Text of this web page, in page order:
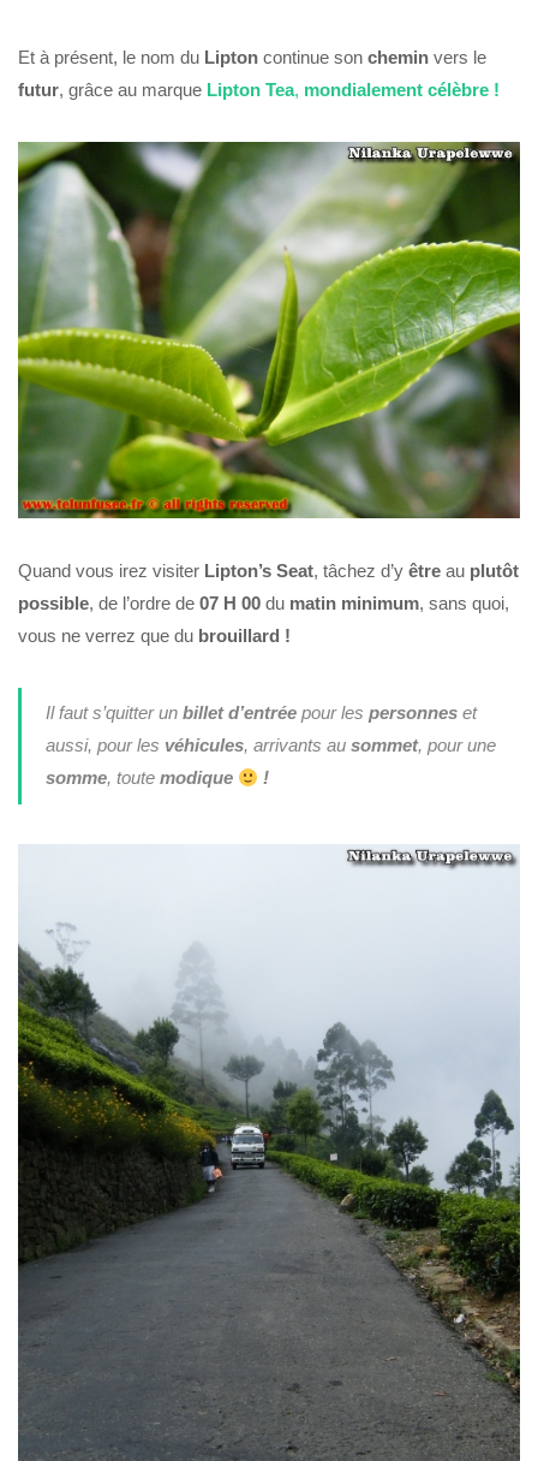
Et à présent, le nom du Lipton continue son chemin vers le
futur, grâce au marque Lipton Tea, mondialement célèbre !
Quand vous irez visiter Lipton’s Seat, tâchez d’y être au plutôt
possible, de l’ordre de 07 H 00 du matin minimum, sans quoi,
vous ne verrez que du brouillard !
Il faut s’quitter un billet d’entréepour les personneset
aussi, pour les véhicules, arrivants au sommet, pour une
somme, toute modique !